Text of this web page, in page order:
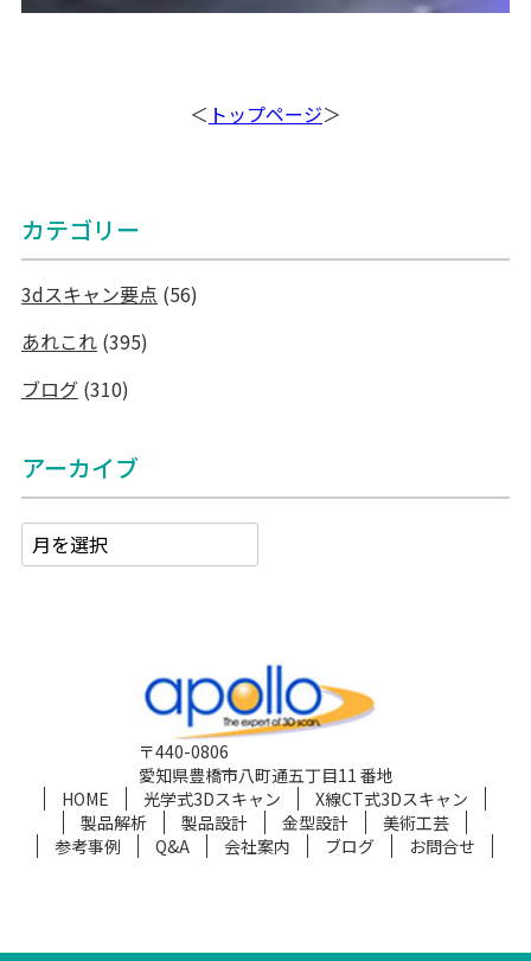
＜ トップページ＞
カテゴリー
3dスキャン要点 (56)
あれこれ(395)
ブログ(310)
アーカイブ
〒440-0806
愛知県豊橋市八町通五丁目11 番地
HOME
光学式3Dスキャン
X線CT式3Dスキャン
製品解析
製品設計 金型設計
美術工芸
参考事例
Q&A 会社案内 ブログ お問合せ